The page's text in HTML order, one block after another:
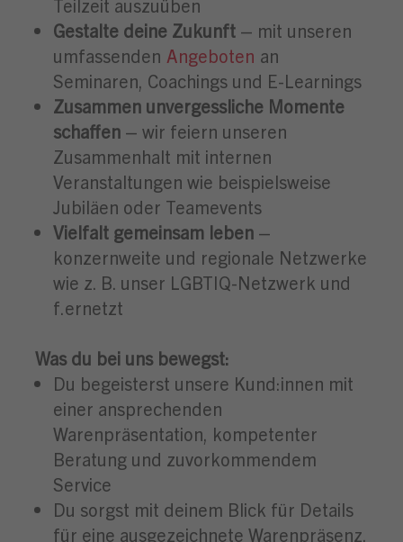
Teilzeit auszuüben
Gestalte deine Zukunft – mit unseren
umfassenden Angeboten an
Seminaren, Coachings und E-Learnings
Zusammen unvergessliche Momente
schaffen – wir feiern unseren
Zusammenhalt mit internen
Veranstaltungen wie beispielsweise
Jubiläen oder Teamevents
Vielfalt gemeinsam leben –
konzernweite und regionale Netzwerke
wie z. B. unser LGBTIQ-Netzwerk und
f.ernetzt
Was du bei uns bewegst:
Du begeisterst unsere Kund:innen mit
einer ansprechenden
Warenpräsentation, kompetenter
Beratung und zuvorkommendem
Service
Du sorgst mit deinem Blick für Details
für eine ausgezeichnete Warenpräsenz,